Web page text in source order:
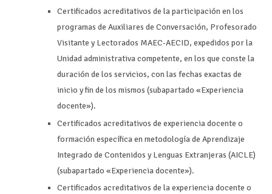
Certificados acreditativos de la participación en los
programas de Auxiliares de Conversación, Profesorado
Visitante y Lectorados MAEC-AECID, expedidos por la
Unidad administrativa competente, en los que conste la
duración de los servicios, con las fechas exactas de
inicio y fin de los mismos (subapartado «Experiencia
docente»).
Certificados acreditativos de experiencia docente o
formación específica en metodología de Aprendizaje
Integrado de Contenidos y Lenguas Extranjeras (AICLE)
(subapartado «Experiencia docente»).
Certificados acreditativos de la experiencia docente o